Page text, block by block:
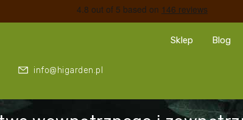
info@higarden.pl
Sklep Blog